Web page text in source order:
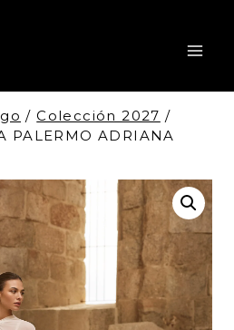
/ Colección 2027 /
PALERMO ADRIANA